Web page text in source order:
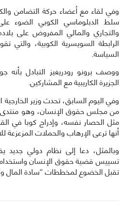
وفي لقاء مع أعضاء حركة التضامن
سلط الدبلوماسي الكوبي الضوء
والتجاري والمالي المفروض على
الرابطة السويسرية الكوبية، والتي
السياسة.
ووصف برونو رودريغيز التبادل بأنه
الجزيرة الكاريبية مع المشاركين.
وفي اليوم السابق، تحدث وزير
من مجلس حقوق الإنسان، وهو
مثل الحصار نفسه، وإدراج كوبا في
أنها ترعى الإرهاب والحملات المزعزعة
وبالمثل، دعا إلى نظام دولي
تسييس قضية حقوق الإنسان
تقبل الخضوع لمخططات “سادة المال